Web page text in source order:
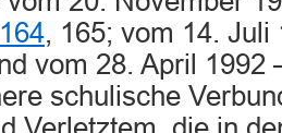
, 165; vom 14.
vom 28. April 1992
schulische